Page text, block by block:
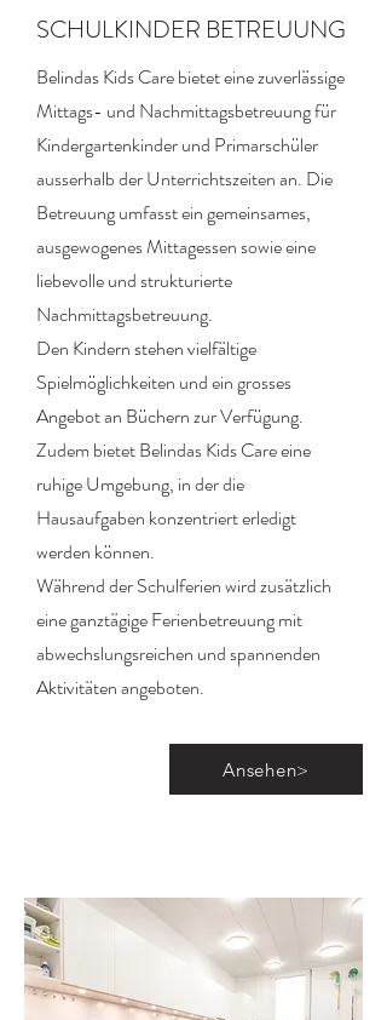
SCHULKINDER BETREUUNG
Belindas Kids Care bietet eine zuverlässige
Mittags- und Nachmittagsbetreuung für
Kindergartenkinder und Primarschüler
ausserhalb der Unterrichtszeiten an. Die
Betreuung umfasst ein gemeinsames,
ausgewogenes Mittagessen sowie eine
liebevolle und strukturierte
Nachmittagsbetreuung.
Den Kindern stehen vielfältige
Spielmöglichkeiten und ein grosses
Angebot an Büchern zur Verfügung.
Zudem bietet Belindas Kids Care eine
ruhige Umgebung, in der die
Hausaufgaben konzentriert erledigt
werden können.
Während der Schulferien wird zusätzlich
eine ganztägige Ferienbetreuung mit
abwechslungsreichen und spannenden
Aktivitäten angeboten.
Ansehen>